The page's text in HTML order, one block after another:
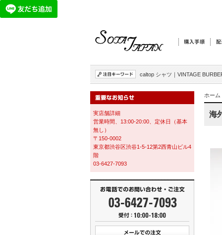
caltop シャツ ｜ VINTAGE
実店舗詳細
営業時間、13:00-20:00、定休日（基本
無し）
〒150-0002
東京都渋谷区渋谷1-5-12第2西青山ビル4
階
03-6427-7093
ホーム
海